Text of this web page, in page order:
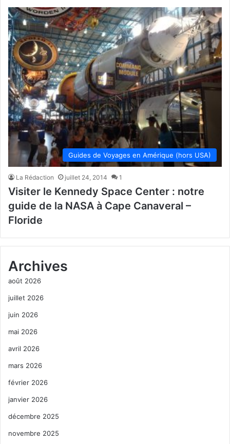
Guides de Voyages en Amérique (hors USA)
La Rédaction juillet 24, 2014 1
Visiter le Kennedy Space Center : notre
guide de la NASA à Cape Canaveral –
Floride
Archives
août 2026
juillet 2026
juin 2026
mai 2026
avril 2026
mars 2026
février 2026
janvier 2026
décembre 2025
novembre 2025